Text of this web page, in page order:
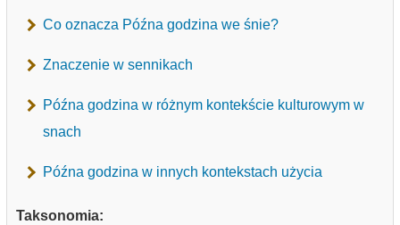
Co oznacza Późna godzina we śnie?
Znaczenie w sennikach
Późna godzina w różnym kontekście kulturowym w
snach
Późna godzina w innych kontekstach użycia
Taksonomia: